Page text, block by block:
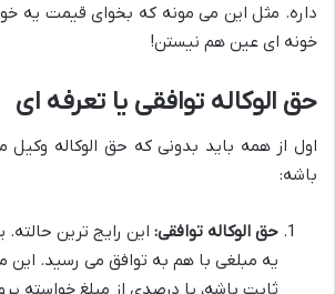
داره. مثل این می مونه که بخوای قیمت یه
خونه ای عین هم نیستن!
حق الوکاله توافقی یا تعرفه ای
اول از همه باید بدونی که حق الوکاله
باشه:
حق الوکاله توافقی: این رایج ترین
یه مبلغی با هم به توافق می رسید. این